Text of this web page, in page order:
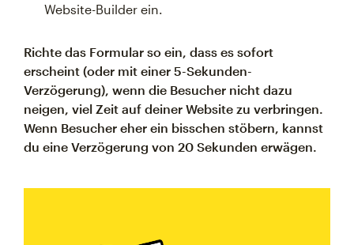
Website-Builder ein.
Richte das Formular so ein, dass es sofort
erscheint (oder mit einer 5-Sekunden-
Verzögerung), wenn die Besucher nicht dazu
neigen, viel Zeit auf deiner Website zu verbringen.
Wenn Besucher eher ein bisschen stöbern, kannst
du eine Verzögerung von 20 Sekunden erwägen.